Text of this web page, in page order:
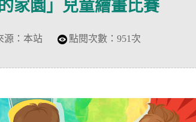
家園」兒童繪畫比賽
： 本站 點閱次數： 951次